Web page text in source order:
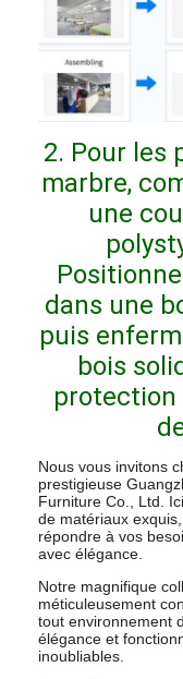
2. Pour les
marbre,
une
dans une
puis
bois
protection
Nous vous invitons
prestigieuse
Furniture Co., Ltd.
de matériaux
répondre à vos
avec élégance.
Notre magnifique
méticuleusement
tout environnement
élégance et
inoubliables.